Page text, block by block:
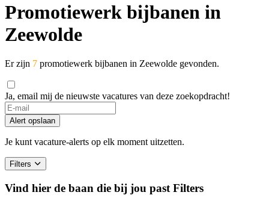
Promotiewerk bijbanen in
Zeewolde
Er zijn 7 promotiewerk bijbanen in Zeewolde gevonden.
Ja, email mij de nieuwste vacatures van deze zoekopdracht!
If
you
are
a
ignore
this
field
Alert opslaan
Je kunt vacature-alerts op elk moment uitzetten.
Filters
Vind hier de baan die bij jou past Filters